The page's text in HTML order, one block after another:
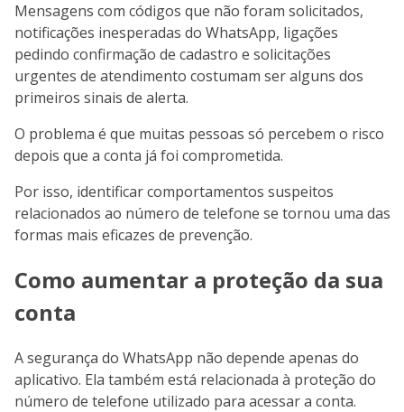
Mensagens com códigos que não foram solicitados,
notificações inesperadas do WhatsApp, ligações
pedindo confirmação de cadastro e solicitações
urgentes de atendimento costumam ser alguns dos
primeiros sinais de alerta.
O problema é que muitas pessoas só percebem o risco
depois que a conta já foi comprometida.
Por isso, identificar comportamentos suspeitos
relacionados ao número de telefone se tornou uma das
formas mais eficazes de prevenção.
Como aumentar a proteção da sua
conta
A segurança do WhatsApp não depende apenas do
aplicativo. Ela também está relacionada à proteção do
número de telefone utilizado para acessar a conta.